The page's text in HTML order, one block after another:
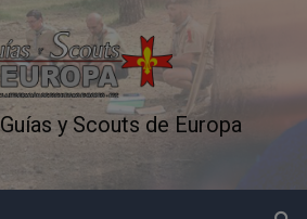
y Scouts de Europa